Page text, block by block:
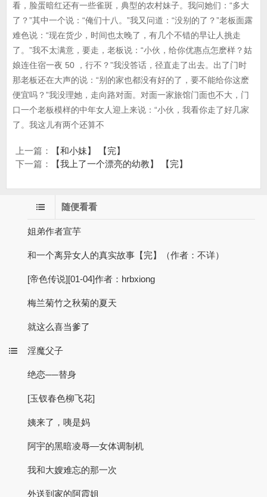
看，脸蛋暗红还有一些雀斑，典型的农村妹子。我问她们：“多大
了？”其中一个说：“俺们十八。”我又问道：“没别的了？”老板面露
难色说：“现在货少，时间也太晚了，有几个不错的早让人挑走
了。”我不太满意，要走，老板说：“小伙，给你优惠点怎麽样？姑
娘连住宿一夜 50 ，行不？”我没答话，径直走了出去。出了门时
那老板还在大声的说：“别的家也都没有好的了，要不能给你这麽
便宜吗？”我没理她，走向路对面。对面一家旅馆门面也不大，门
口一个老板模样的中年女人迎上来说：“小伙，我看你走了好几家
了。我这儿有两个还算不
上一篇：
【和小妹】 【完】
下一篇：
【我上了一个漂亮的幼教】 【完】
随便看看
姐弟作者宣芋
和一个离异女人的真实故事【完】（作者：不详）
[帝色传说][01-04]作者：hrbxiong
梅兰菊竹之秋菊的夏天
就这么喜当爹了
淫魔父子
绝恋──替身
[玉钗春色柳飞花]
姨来了，咦是妈
阿宇的黑暗凌辱—女体调制机
我和大嫂难忘的那一次
外送到家的阿霞姐